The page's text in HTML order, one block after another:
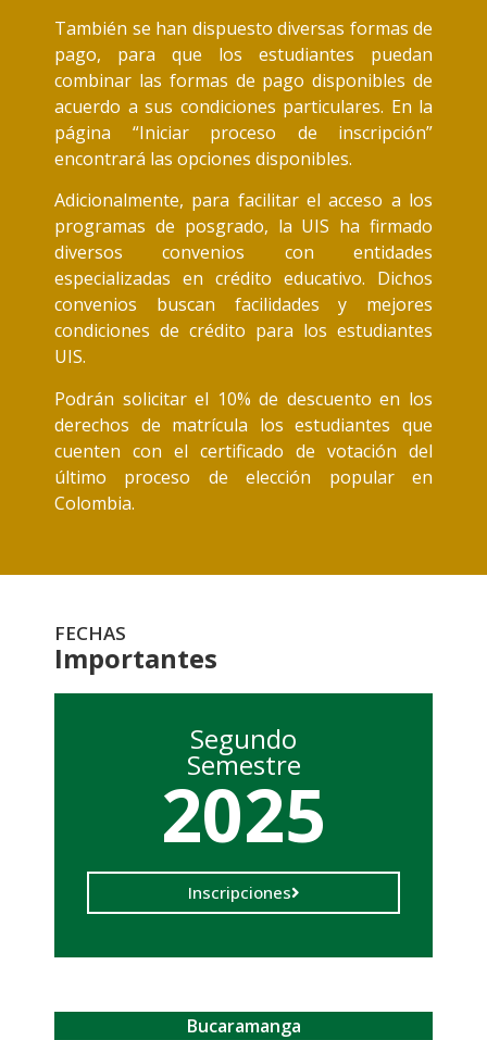
También se han dispuesto diversas formas de
pago, para que los estudiantes puedan
combinar las formas de pago disponibles de
acuerdo a sus condiciones particulares. En la
página “Iniciar proceso de inscripción”
encontrará las opciones disponibles.
Adicionalmente, para facilitar el acceso a los
programas de posgrado, la UIS ha firmado
diversos convenios con entidades
especializadas en crédito educativo. Dichos
convenios buscan facilidades y mejores
condiciones de crédito para los estudiantes
UIS.
Podrán solicitar el 10% de descuento en los
derechos de matrícula los estudiantes que
cuenten con el certificado de votación del
último proceso de elección popular en
Colombia.
FECHAS
Importantes
Segundo
Semestre
2025
Inscripciones
Bucaramanga